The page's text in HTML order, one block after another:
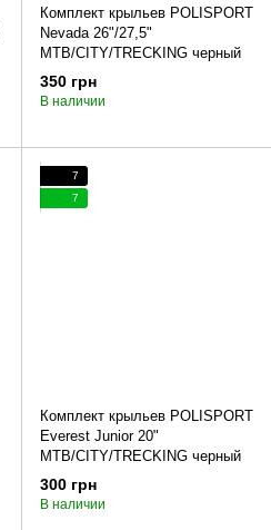
Комплект крыльев POLISPORT
Nevada 26"/27,5"
MTB/CITY/TRECKING черный
350 грн
В наличии
7
7
Комплект крыльев POLISPORT
Everest Junior 20"
MTB/CITY/TRECKING черный
300 грн
В наличии